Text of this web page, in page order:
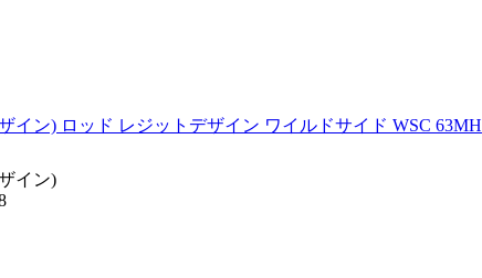
イン) ロッド レジットデザイン ワイルドサイド WSC 63MH
イン)